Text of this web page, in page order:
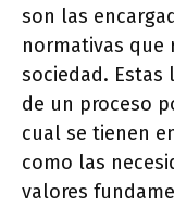
son las
normativas que
sociedad.
de un proceso
cual se tienen
como las
valores